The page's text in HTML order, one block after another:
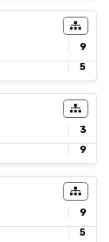
9
5
3
9
9
5